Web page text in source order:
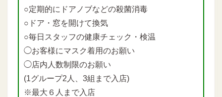
○定期的にドアノブなどの殺菌消毒
○ドア・窓を開けて換気
○毎日スタッフの健康チェック・検温
◯お客様にマスク着用のお願い
◯店内人数制限のお願い
(1グループ2人、3組まで入店)
※最大６人まで入店